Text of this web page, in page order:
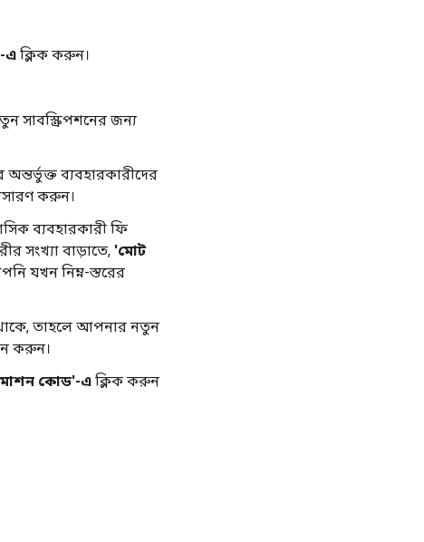
এ ক্লিক করুন।
সাবস্ক্রিপশনের জন্য
ব্যবহারকারীদের
করুন।
ব্যবহারকারী ফি
সংখ্যা বাড়াতে, 'মোট
যখন নিম্ন-স্তরের
থাকে, তাহলে আপনার নতুন
করুন।
কোড'-এ ক্লিক করুন